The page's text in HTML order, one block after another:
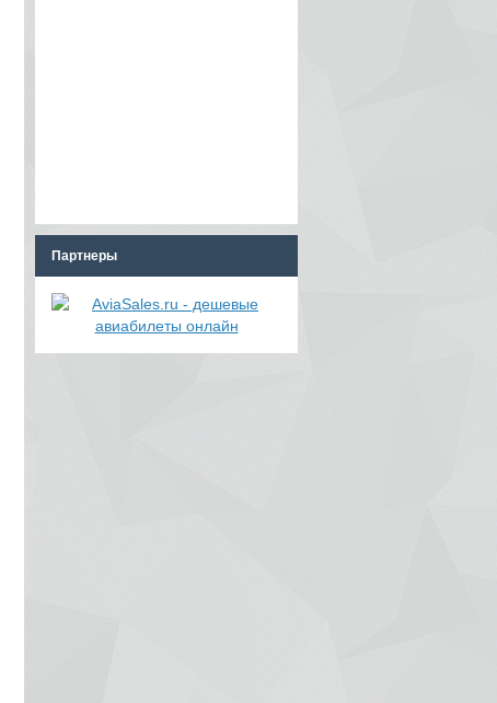
Партнеры